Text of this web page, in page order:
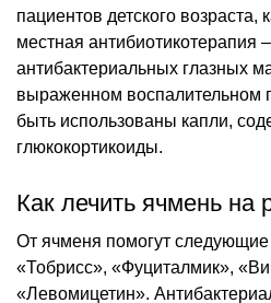
пациентов детского возраста,
местная антибиотикотерапия
антибактериальных глазных
выраженном воспалительном
быть использованы капли,
глюкокортикоиды.
Как лечить ячмень на
От ячменя помогут следующие
«Тобрисс», «Фуциталмик»,
«Левомицетин».